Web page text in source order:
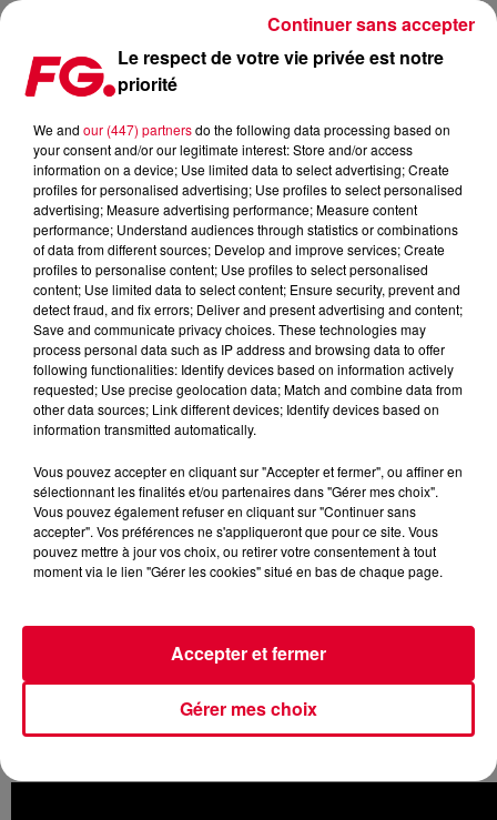
SKRILLEX & RICK ROSS : LE CLIP DE PURPLE LAMBORGHINI,
Publié : 12 août 2016 à 8h32 par La rédaction
Originale deSuicide Squad, le film actuellement en salles
qui réunit les « méchants » de l’univers DC Comics. Le
morceau est signé
que l’on retrouve dans ce nouveau clip. Une vidéo dans
laquelle se joint à euxJared Leto, qui campe le Joker dans
Le respect de votre vie privée est notre
priorité
We and our (447) partnersdo the following data processing based on
your consent and/or our legitimate interest: Store and/or access
information on a device; Use limited data to select advertising; Create
profiles for personalised advertising; Use profiles to select personalised
advertising; Measure advertising performance; Measure content
performance; Understand audiences through statistics or combinations
of data from different sources; Develop and improve services; Create
profiles to personalise content; Use profiles to select personalised
content; Use limited data to select content; Ensure security, prevent and
detect fraud, and fix errors; Deliver and present advertising and content;
Save and communicate privacy choices. These technologies may
process personal data such as IP address and browsing data to offer
following functionalities: Identify devices based on information actively
requested; Use precise geolocation data; Match and combine data from
other data sources; Link different devices; Identify devices based on
information transmitted automatically.
Vous pouvez accepter en cliquant sur "Accepter et fermer", ou affiner en
sélectionnant les finalités et/ou partenaires dans "Gérer mes choix".
Vous pouvez également refuser en cliquant sur "Continuer sans
accepter". Vos préférences ne s'appliqueront que pour ce site. Vous
pouvez mettre à jour vos choix, ou retirer votre consentement à tout
moment via le lien "Gérer les cookies" situé en bas de chaque page.
Gérer mes choix
Accepter et fermer
Continuer sans accepter